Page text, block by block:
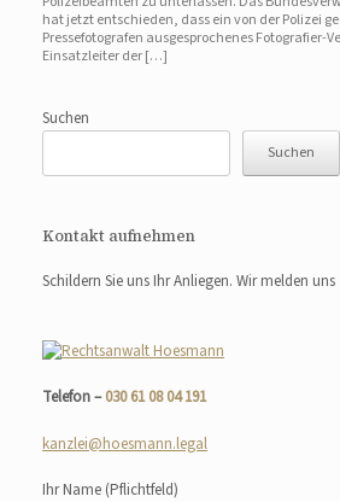
hat jetzt entschieden, dass ein von der Polizei
Pressefotografen ausgesprochenes Fotografier-
Einsatzleiter der […]
Suchen
Suchen
Kontakt aufnehmen
Schildern Sie uns Ihr Anliegen. Wir melden
Telefon –030 61 08 04 191
kanzlei@hoesmann.legal
Ihr Name (Pflichtfeld)